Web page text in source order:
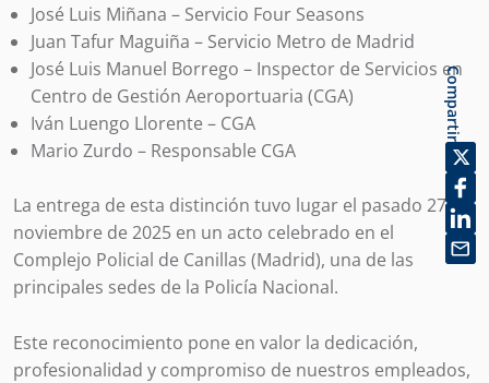
José Luis Miñana – Servicio Four Seasons
Juan Tafur Maguiña – Servicio Metro de Madrid
José Luis Manuel Borrego – Inspector de Servicios en
Centro de Gestión Aeroportuaria (CGA)
Iván Luengo Llorente – CGA
Mario Zurdo – Responsable CGA
La entrega de esta distinción tuvo lugar el pasado 27 de
noviembre de 2025 en un acto celebrado en el
Complejo Policial de Canillas (Madrid), una de las
principales sedes de la Policía Nacional.
Este reconocimiento pone en valor la dedicación,
profesionalidad y compromiso de nuestros empleados,
Compartir